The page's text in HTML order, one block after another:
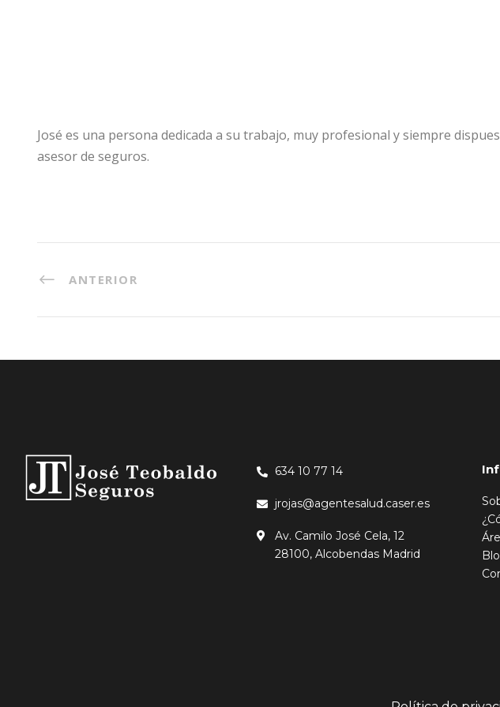
José es una persona dedicada a su trabajo, muy profesional y siempre
asesor de seguros.
ANTERIOR
634 10 77 14
jrojas@agentesalud.caser.es
Av. Camilo José Cela, 12
28100, Alcobendas Madrid